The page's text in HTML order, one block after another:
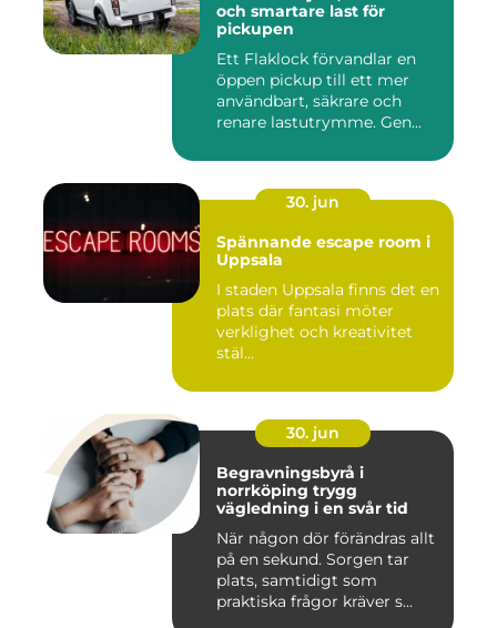
och smartare last för
pickupen
Ett Flaklock förvandlar en
öppen pickup till ett mer
användbart, säkrare och
renare lastutrymme. Gen...
30. jun
Spännande escape room i
Uppsala
I staden Uppsala finns det en
plats där fantasi möter
verklighet och kreativitet
stäl...
30. jun
Begravningsbyrå i
norrköping trygg
vägledning i en svår tid
När någon dör förändras allt
på en sekund. Sorgen tar
plats, samtidigt som
praktiska frågor kräver s...